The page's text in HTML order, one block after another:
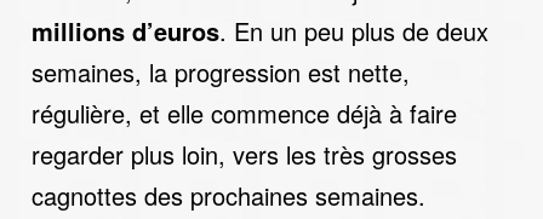
millions d’euros. En un peu plus de deux
semaines, la progression est nette,
régulière, et elle commence déjà à faire
regarder plus loin, vers les très grosses
cagnottes des prochaines semaines.